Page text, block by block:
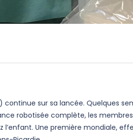
sur sa lancée. Quelques
robotisée complète, les membres
Une première mondiale,